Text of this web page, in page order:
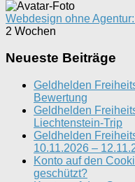
Webdesign ohne
2 Wochen
Neueste Beiträge
Geldhelden
Bewertung
Geldhelden
Liechtenstein-Trip
Geldhelden
10.11.2026 –
Konto auf den
geschützt?